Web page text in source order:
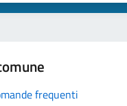
frequenti